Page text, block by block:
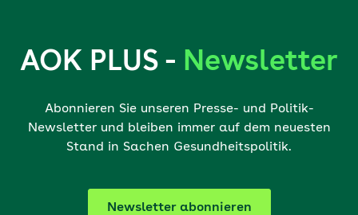
AOK PLUS - Newsletter
Abonnieren Sie unseren Presse- und Politik-
Newsletter und bleiben immer auf dem neuesten
Stand in Sachen Gesundheitspolitik.
Newsletter abonnieren